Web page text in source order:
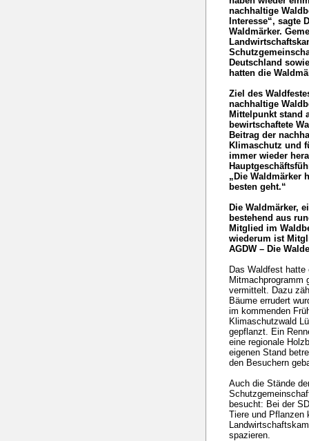
nachhaltige
Interesse“, sagte
Waldmärker.
Deutschland
hatten die
Ziel des
nachhaltige
Mittelpunkt stand
bewirtschaftete
Beitrag der
Klimaschutz und
immer wieder
„Die Waldmärker
besten geht.“
Die Waldmärker,
bestehend aus
Mitglied im
wiederum ist
AGDW – Die
Das Waldfest hatte
Mitmachprogramm
vermittelt. Dazu
Bäume errudert
im kommenden
Klimaschutzwald
gepflanzt. Ein
eine regionale
eigenen Stand
den Besuchern
Auch die Stände
besucht: Bei der
Tiere und Pflanzen
spazieren.